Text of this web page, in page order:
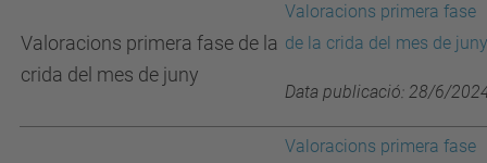
Valoracions primera fase de la
crida del mes de juny
Valoracions primera fase
de la crida del mes de juny
Data publicació: 28/6/
Valoracions primera fase